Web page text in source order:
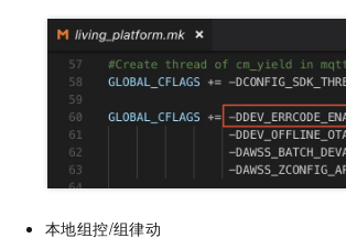
本地组控/组律动